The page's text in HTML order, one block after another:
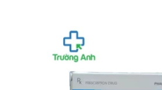
Mua hàng trực tiếp tại
Mua hàng trên website:
"Trường Anh Pharm xin